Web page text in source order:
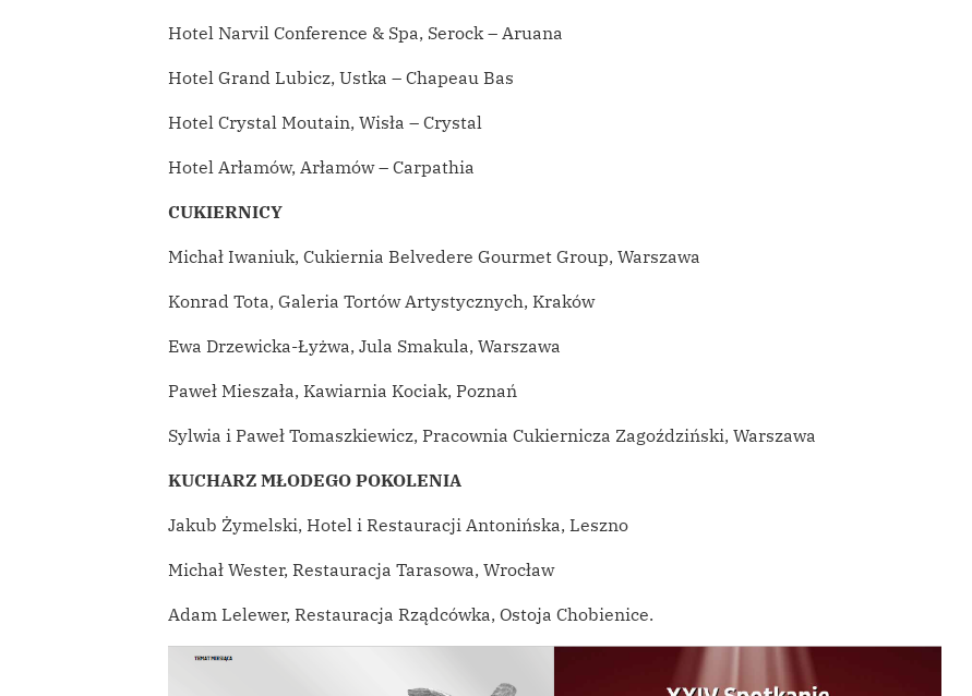
Hotel Narvil Conference & Spa, Serock – Aruana
Hotel Grand Lubicz, Ustka – Chapeau Bas
Hotel Crystal Moutain, Wisła – Crystal
Hotel Arłamów, Arłamów – Carpathia
CUKIERNICY
Michał Iwaniuk, Cukiernia Belvedere Gourmet Group, Warszawa
Konrad Tota, Galeria Tortów Artystycznych, Kraków
Ewa Drzewicka-Łyżwa, Jula Smakula, Warszawa
Paweł Mieszała, Kawiarnia Kociak, Poznań
Sylwia i Paweł Tomaszkiewicz, Pracownia Cukiernicza Zagoździński, Warszawa
KUCHARZ MŁODEGO POKOLENIA
Jakub Żymelski, Hotel i Restauracji Antonińska, Leszno
Michał Wester, Restauracja Tarasowa, Wrocław
Adam Lelewer, Restauracja Rządcówka, Ostoja Chobienice.